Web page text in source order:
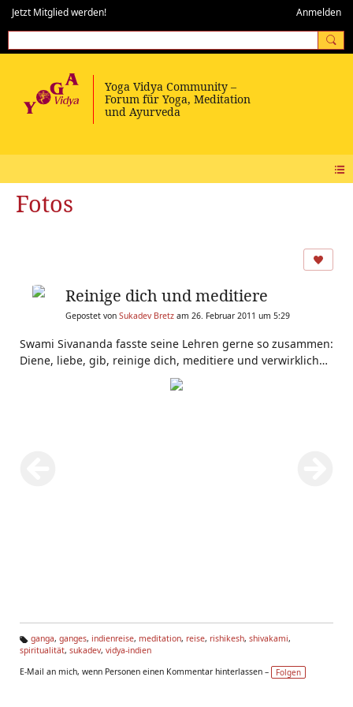
Jetzt Mitglied werden! Anmelden
Fotos
Reinige dich und meditiere
Gepostet von Sukadev Bretz am 26. Februar 2011 um 5:29
Swami Sivananda fasste seine Lehren gerne so zusammen:
Diene, liebe, gib, reinige dich, meditiere und verwirkliche.
reinigt sich gerade mit Ganges-Wasser... Vor
Kutir im Sivananda Ashram
Ta
s:
ganga, ganges, indienreise, meditation, reise, rishikesh, shivakami,
spiritualität, sukadev, vidya-indien
E-Mail an mich, wenn Personen einen Kommentar hinterlassen –
Folgen